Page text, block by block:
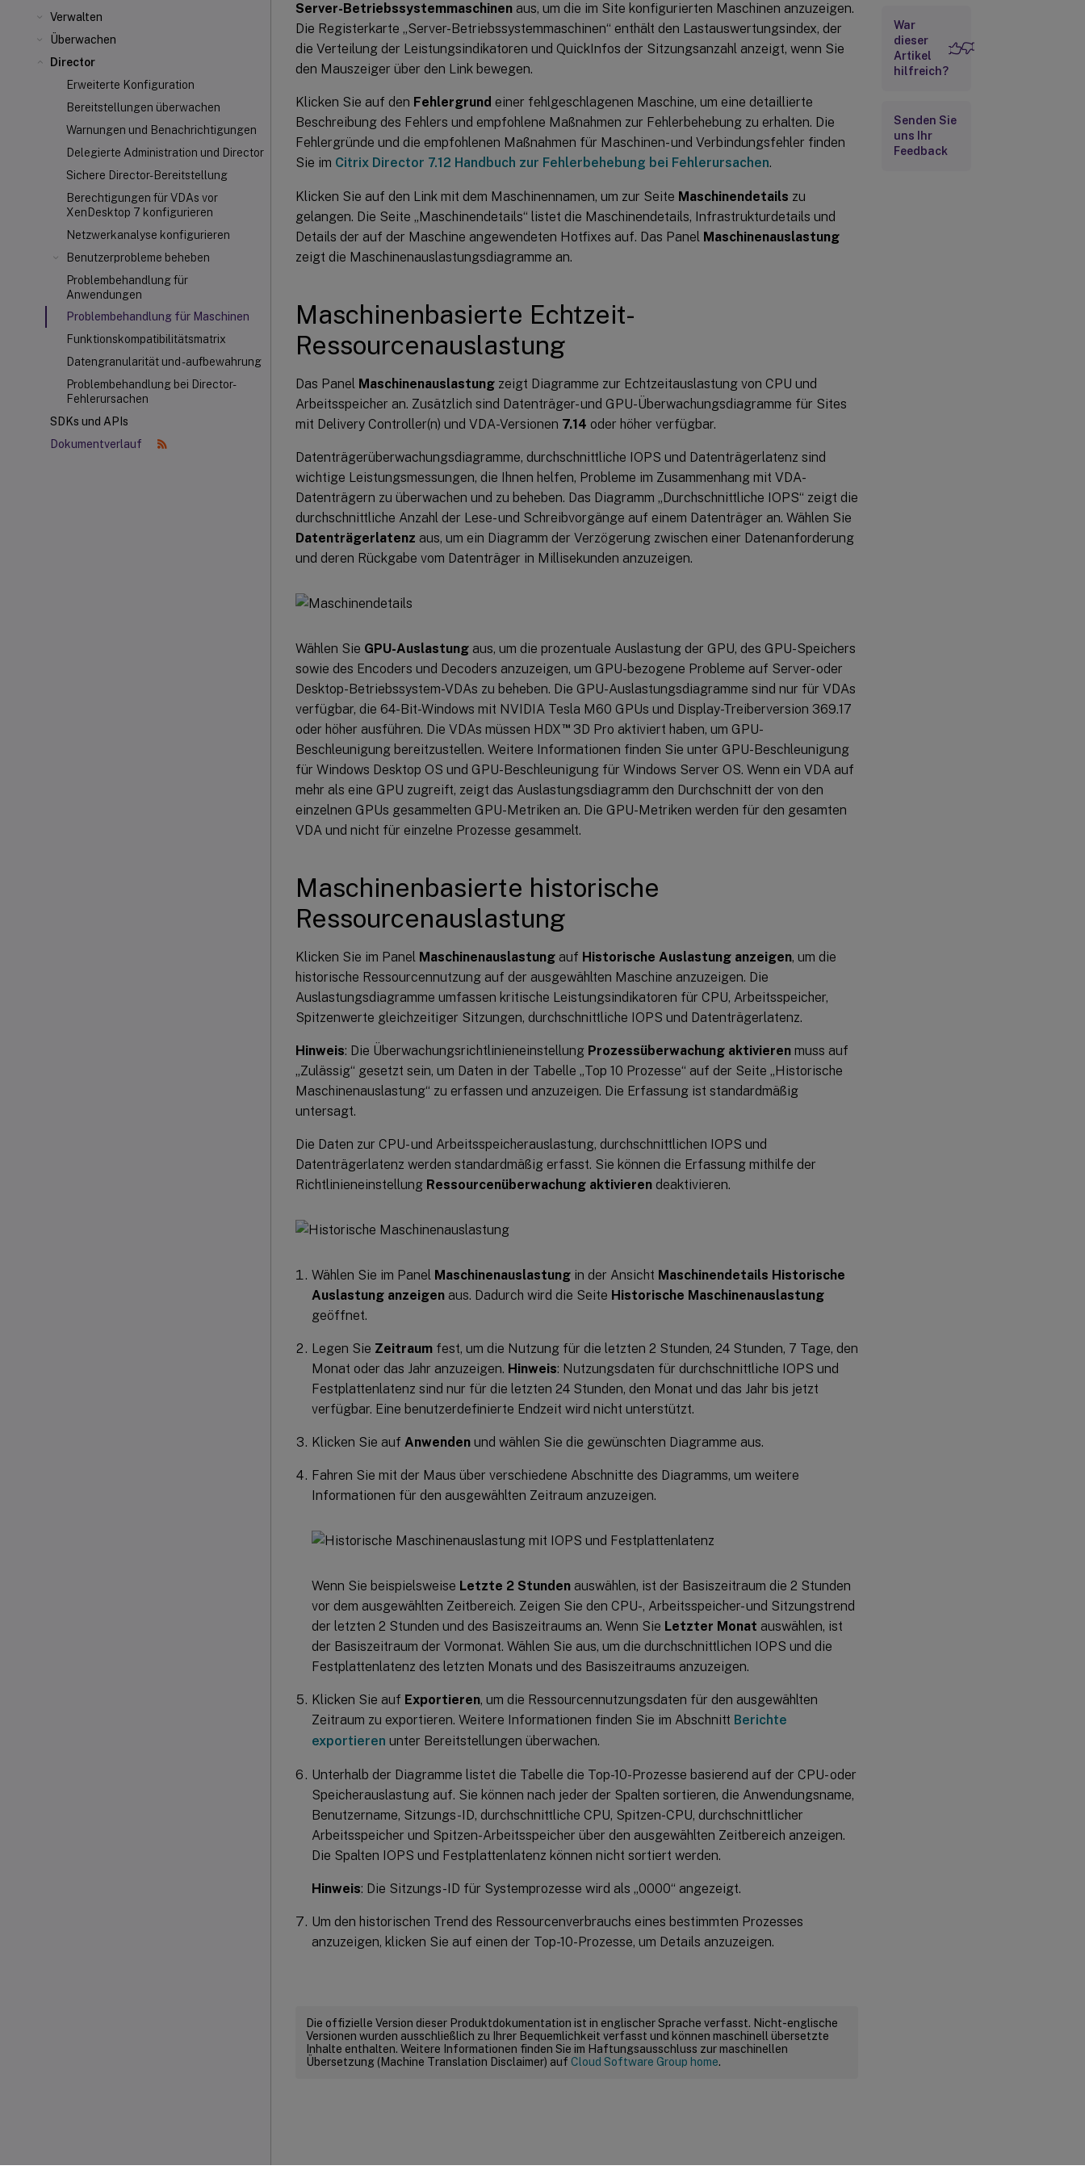
Verwalten
Überwachen
Director
Erweiterte Konfiguration
Bereitstellungen überwachen
Warnungen und Benachrichtigungen
Delegierte Administration und Director
Sichere Director-Bereitstellung
Berechtigungen für VDAs vor
XenDesktop 7 konfigurieren
Netzwerkanalyse konfigurieren
Benutzerprobleme beheben
Problembehandlung für
Anwendungen
Problembehandlung für Maschinen
Funktionskompatibilitätsmatrix
Datengranularität und -aufbewahrung
Problembehandlung bei Director-
Fehlerursachen
SDKs und APIs
Dokumentverlauf
Server-Betriebssystemmaschinen aus, um die im Site konfigurierten Maschinen anzuzeigen.
Die Registerkarte „Server-Betriebssystemmaschinen“ enthält den Lastauswertungsindex, der
die Verteilung der Leistungsindikatoren und QuickInfos der Sitzungsanzahl anzeigt, wenn Sie
den Mauszeiger über den Link bewegen.
Klicken Sie auf den Fehlergrund einer fehlgeschlagenen Maschine, um eine detaillierte
Beschreibung des Fehlers und empfohlene Maßnahmen zur Fehlerbehebung zu erhalten. Die
Fehlergründe und die empfohlenen Maßnahmen für Maschinen- und Verbindungsfehler finden
Sie im Citrix Director 7.12 Handbuch zur Fehlerbehebung bei Fehlerursachen.
Klicken Sie auf den Link mit dem Maschinennamen, um zur Seite Maschinendetails zu
gelangen. Die Seite „Maschinendetails“ listet die Maschinendetails, Infrastrukturdetails und
Details der auf der Maschine angewendeten Hotfixes auf. Das Panel Maschinenauslastung
zeigt die Maschinenauslastungsdiagramme an.
Maschinenbasierte Echtzeit-
Ressourcenauslastung
Das Panel Maschinenauslastung zeigt Diagramme zur Echtzeitauslastung von CPU und
Arbeitsspeicher an. Zusätzlich sind Datenträger- und GPU-Überwachungsdiagramme für Sites
mit Delivery Controller(n) und VDA-Versionen 7.14 oder höher verfügbar.
Datenträgerüberwachungsdiagramme, durchschnittliche IOPS und Datenträgerlatenz sind
wichtige Leistungsmessungen, die Ihnen helfen, Probleme im Zusammenhang mit VDA-
Datenträgern zu überwachen und zu beheben. Das Diagramm „Durchschnittliche IOPS“ zeigt die
durchschnittliche Anzahl der Lese- und Schreibvorgänge auf einem Datenträger an. Wählen Sie
Datenträgerlatenz aus, um ein Diagramm der Verzögerung zwischen einer Datenanforderung
und deren Rückgabe vom Datenträger in Millisekunden anzuzeigen.
Wählen Sie GPU-Auslastung aus, um die prozentuale Auslastung der GPU, des GPU-Speichers
sowie des Encoders und Decoders anzuzeigen, um GPU-bezogene Probleme auf Server- oder
Desktop-Betriebssystem-VDAs zu beheben. Die GPU-Auslastungsdiagramme sind nur für VDAs
verfügbar, die 64-Bit-Windows mit NVIDIA Tesla M60 GPUs und Display-Treiberversion 369.17
oder höher ausführen. Die VDAs müssen HDX™3D Pro aktiviert haben, um GPU-
Beschleunigung bereitzustellen. Weitere Informationen finden Sie unter GPU-Beschleunigung
für Windows Desktop OS und GPU-Beschleunigung für Windows Server OS. Wenn ein VDA auf
mehr als eine GPU zugreift, zeigt das Auslastungsdiagramm den Durchschnitt der von den
einzelnen GPUs gesammelten GPU-Metriken an. Die GPU-Metriken werden für den gesamten
VDA und nicht für einzelne Prozesse gesammelt.
Maschinenbasierte historische
Ressourcenauslastung
Klicken Sie im Panel Maschinenauslastung auf Historische Auslastung anzeigen, um die
historische Ressourcennutzung auf der ausgewählten Maschine anzuzeigen. Die
Auslastungsdiagramme umfassen kritische Leistungsindikatoren für CPU, Arbeitsspeicher,
Spitzenwerte gleichzeitiger Sitzungen, durchschnittliche IOPS und Datenträgerlatenz.
Hinweis: Die Überwachungsrichtlinieneinstellung Prozessüberwachung aktivieren muss auf
„Zulässig“ gesetzt sein, um Daten in der Tabelle „Top 10 Prozesse“ auf der Seite „Historische
Maschinenauslastung“ zu erfassen und anzuzeigen. Die Erfassung ist standardmäßig
untersagt.
Die Daten zur CPU- und Arbeitsspeicherauslastung, durchschnittlichen IOPS und
Datenträgerlatenz werden standardmäßig erfasst. Sie können die Erfassung mithilfe der
Richtlinieneinstellung Ressourcenüberwachung aktivieren deaktivieren.
Wählen Sie im Panel Maschinenauslastung in der Ansicht Maschinendetails Historische
Auslastung anzeigen aus. Dadurch wird die Seite Historische Maschinenauslastung
geöffnet.
Legen Sie Zeitraum fest, um die Nutzung für die letzten 2 Stunden, 24 Stunden, 7 Tage, den
Monat oder das Jahr anzuzeigen. Hinweis: Nutzungsdaten für durchschnittliche IOPS und
Festplattenlatenz sind nur für die letzten 24 Stunden, den Monat und das Jahr bis jetzt
verfügbar. Eine benutzerdefinierte Endzeit wird nicht unterstützt.
Klicken Sie auf Anwenden und wählen Sie die gewünschten Diagramme aus.
Fahren Sie mit der Maus über verschiedene Abschnitte des Diagramms, um weitere
Informationen für den ausgewählten Zeitraum anzuzeigen.
Wenn Sie beispielsweise Letzte 2 Stunden auswählen, ist der Basiszeitraum die 2 Stunden
vor dem ausgewählten Zeitbereich. Zeigen Sie den CPU-, Arbeitsspeicher- und Sitzungstrend
der letzten 2 Stunden und des Basiszeitraums an. Wenn Sie Letzter Monat auswählen, ist
der Basiszeitraum der Vormonat. Wählen Sie aus, um die durchschnittlichen IOPS und die
Festplattenlatenz des letzten Monats und des Basiszeitraums anzuzeigen.
Klicken Sie auf Exportieren, um die Ressourcennutzungsdaten für den ausgewählten
Zeitraum zu exportieren. Weitere Informationen finden Sie im Abschnitt Berichte
exportieren unter Bereitstellungen überwachen.
Unterhalb der Diagramme listet die Tabelle die Top-10-Prozesse basierend auf der CPU- oder
Speicherauslastung auf. Sie können nach jeder der Spalten sortieren, die Anwendungsname,
Benutzername, Sitzungs-ID, durchschnittliche CPU, Spitzen-CPU, durchschnittlicher
Arbeitsspeicher und Spitzen-Arbeitsspeicher über den ausgewählten Zeitbereich anzeigen.
Die Spalten IOPS und Festplattenlatenz können nicht sortiert werden.
Hinweis: Die Sitzungs-ID für Systemprozesse wird als „0000“ angezeigt.
Um den historischen Trend des Ressourcenverbrauchs eines bestimmten Prozesses
anzuzeigen, klicken Sie auf einen der Top-10-Prozesse, um Details anzuzeigen.
Die offizielle Version dieser Produktdokumentation ist in englischer Sprache verfasst. Nicht-englische
Versionen wurden ausschließlich zu Ihrer Bequemlichkeit verfasst und können maschinell übersetzte
Inhalte enthalten. Weitere Informationen finden Sie im Haftungsausschluss zur maschinellen
Übersetzung (Machine Translation Disclaimer) auf Cloud Software Group home.
War
dieser
Artikel
hilfreich?
Senden Sie
uns Ihr
Feedback